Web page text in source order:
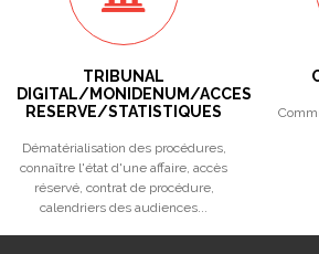
TRIBUNAL
DIGITAL/MONIDENUM/ACCES
RESERVE/STATISTIQUES
Dématérialisation des procédures,
connaître l'état d'une affaire, accès
réservé, contrat de procédure,
calendriers des audiences...